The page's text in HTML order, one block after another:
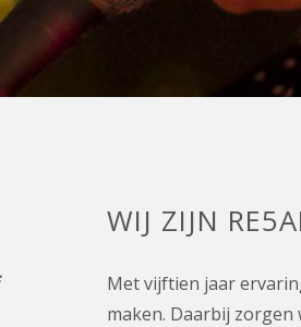
WIJ ZIJN
Met vijftien jaar
maken. Daarbij zorgen